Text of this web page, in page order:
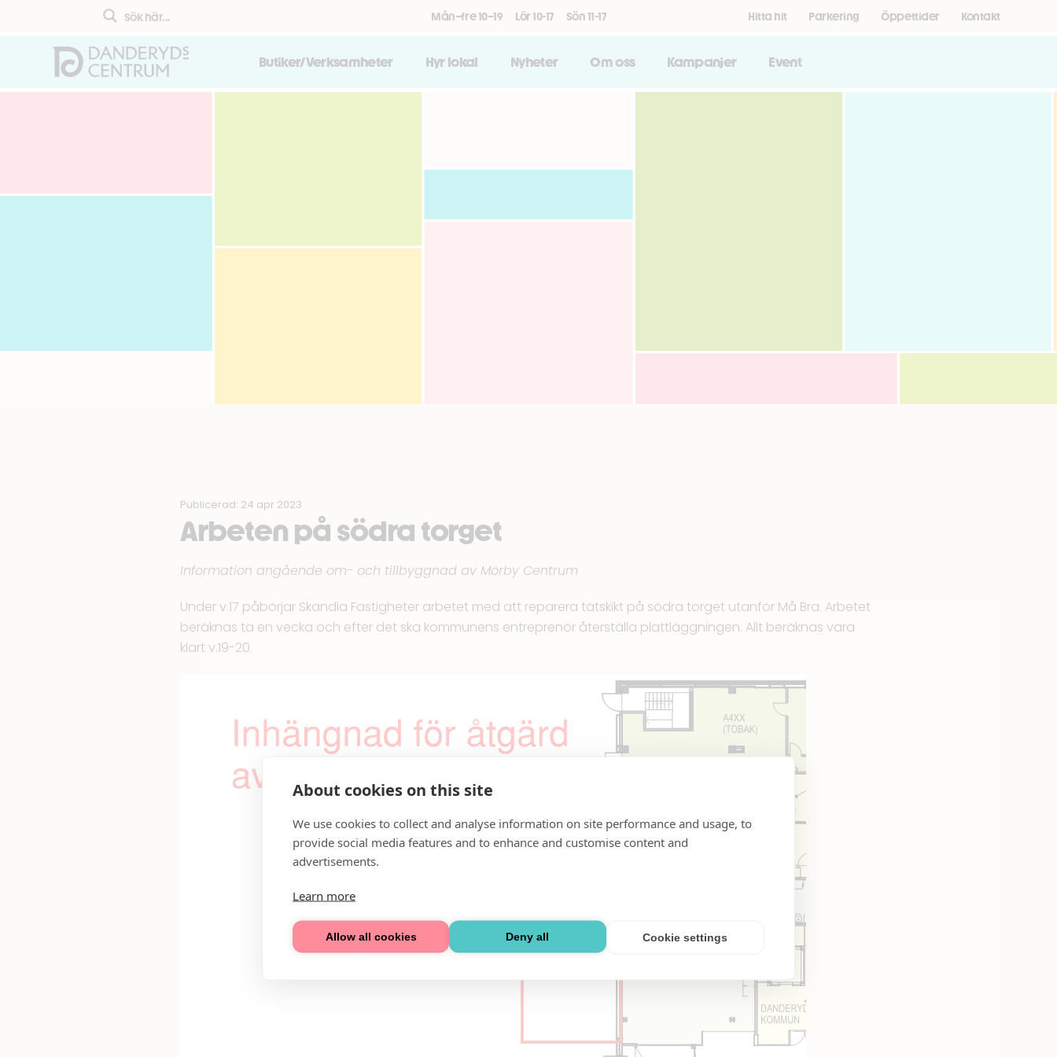
About cookies on this site
We use cookies to collect and analyse information on site performance and usage, to
provide social media features and to enhance and customise content and
advertisements.
Learn more
Allow all cookies Deny all Cookie settings
Mån–fre 10–19 Lör 10-17 Sön 11-17 Hitta hit Parkering Öppettider Kontakt
Butiker/Verksamheter Hyr lokal Nyheter Om oss Kampanjer Event
Publicerad: 24 apr 2023
Arbeten på södra torget
Information angående om- och tillbyggnad av Mörby Centrum
Under v.17 påbörjar Skandia Fastigheter arbetet med att reparera tätskikt på södra torget utanför Må Bra. Arbetet
beräknas ta en vecka och efter det ska kommunens entreprenör återställa plattläggningen. Allt beräknas vara
klart v.19-20.